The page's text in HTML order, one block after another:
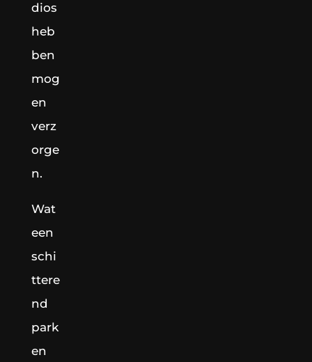
dios
heb
ben
mog
en
verz
orge
n.
Wat
een
schi
ttere
nd
park
en